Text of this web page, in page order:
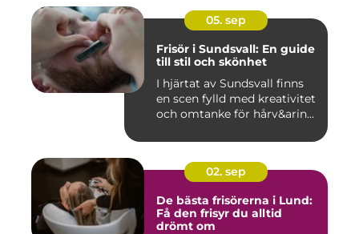
05. sep
Frisör i Sundsvall: En guide
till stil och skönhet
I hjärtat av Sundsvall finns
en scen fylld med kreativitet
och omtanke för hårv&arin...
02. sep
De bästa frisörerna i Lund:
Få den frisyr du alltid
drömt om